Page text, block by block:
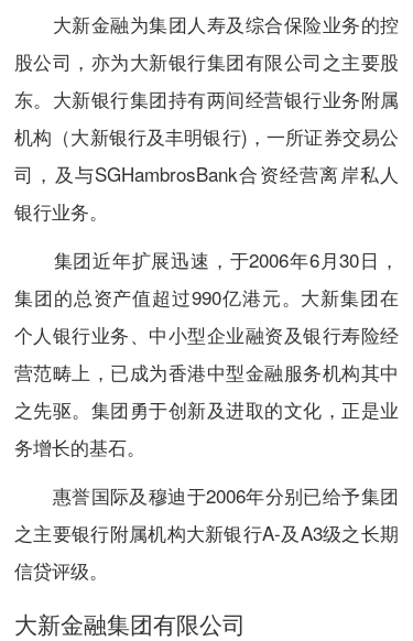
大新金融为集团人寿及综合保险业务的控
股公司，亦为大新银行集团有限公司之主要股
东。大新银行集团持有两间经营银行业务附属
机构（大新银行及丰明银行)，一所证券交易公
司，及与SGHambrosBank合资经营离岸私人
银行业务。
集团近年扩展迅速，于2006年6月30日，
集团的总资产值超过990亿港元。大新集团在
个人银行业务、中小型企业融资及银行寿险经
营范畴上，已成为香港中型金融服务机构其中
之先驱。集团勇于创新及进取的文化，正是业
务增长的基石。
惠誉国际及穆迪于2006年分别已给予集团
之主要银行附属机构大新银行A-及A3级之长期
信贷评级。
大新金融集团有限公司